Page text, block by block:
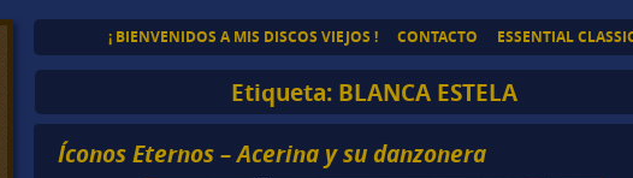
¡ BIENVENIDOS A MIS DISCOS VIEJOS ! CONTACTO ESSENTIAL
Etiqueta: BLANCA ESTELA
Íconos Eternos – Acerina y su danzonera